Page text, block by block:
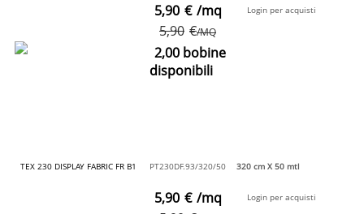
5,90 €/MQ
5,90 € /mq
2,00 bobine
disponibili
Login per acquisti
TEX 230 DISPLAY FABRIC FR B1 PT230DF.93/320/50 320 cm X 50 mtl
5,90 € /mq Login per acquisti